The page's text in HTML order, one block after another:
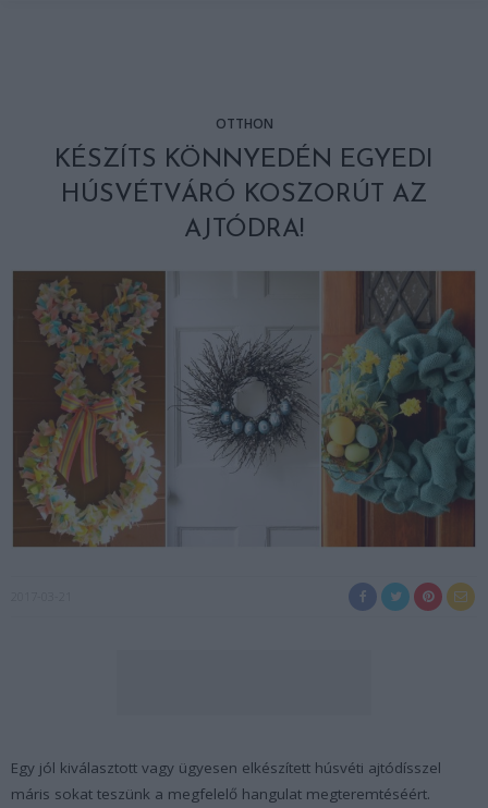
OTTHON
KÉSZÍTS KÖNNYEDÉN EGYEDI
HÚSVÉTVÁRÓ KOSZORÚT AZ
AJTÓDRA!
Egy jól kiválasztott vagy ügyesen elkészített húsvéti ajtódísszel
máris sokat teszünk a megfelelő hangulat megteremtéséért.